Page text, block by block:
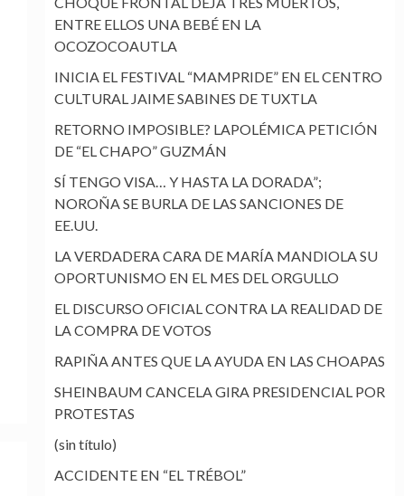
ENTRE ELLOS UNA BEBÉ EN LA
OCOZOCOAUTLA
INICIA EL FESTIVAL “MAMPRIDE” EN EL CENTRO
CULTURAL JAIME SABINES DE TUXTLA
RETORNO IMPOSIBLE? LAPOLÉMICA PETICIÓN
DE “EL CHAPO” GUZMÁN
SÍ TENGO VISA… Y HASTA LA DORADA”;
NOROÑA SE BURLA DE LAS SANCIONES DE
EE.UU.
LA VERDADERA CARA DE MARÍA MANDIOLA SU
OPORTUNISMO EN EL MES DEL ORGULLO
EL DISCURSO OFICIAL CONTRA LA REALIDAD DE
LA COMPRA DE VOTOS
RAPIÑA ANTES QUE LA AYUDA EN LAS CHOAPAS
SHEINBAUM CANCELA GIRA PRESIDENCIAL POR
PROTESTAS
(sin título)
ACCIDENTE EN “EL TRÉBOL”